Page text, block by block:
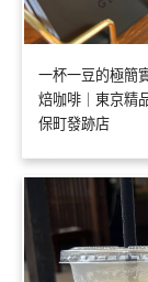
一杯一豆的極簡
焙咖啡｜東京精
保町發跡店